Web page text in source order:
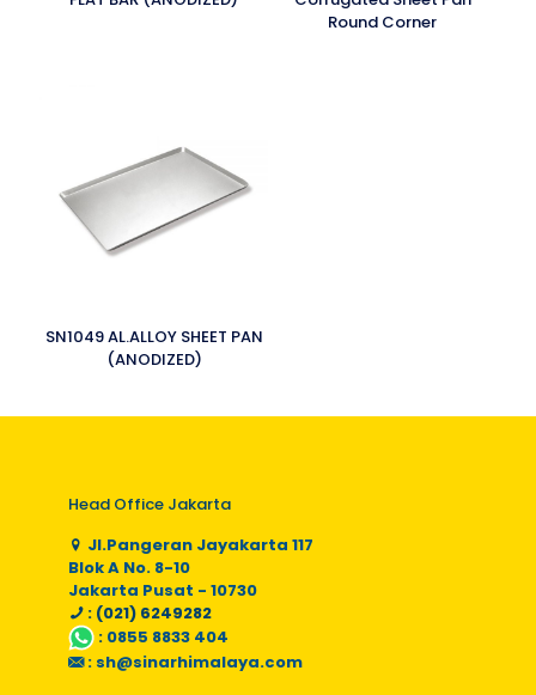
Round Corner
SN1049 AL.ALLOY SHEET PAN
(ANODIZED)
Head Office Jakarta
Jl.Pangeran Jayakarta 117
Blok A No. 8-10
Jakarta Pusat - 10730
: (021) 6249282
: 0855 8833 404
: sh@sinarhimalaya.com